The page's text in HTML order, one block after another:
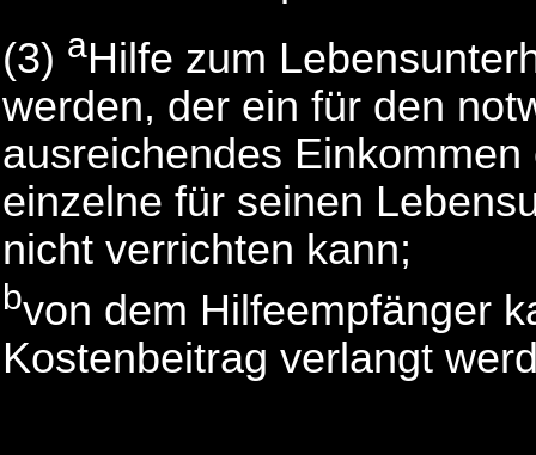
(3) aHilfe zum
werden, der ein für den
ausreichendes
einzelne für seinen
nicht verrichten kann;
bvon dem Hilfeempfänger
Kostenbeitrag verlangt